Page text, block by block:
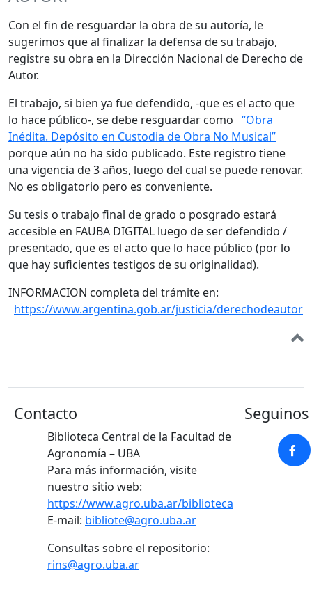
Con el fin de resguardar la obra de su autoría, le
sugerimos que al finalizar la defensa de su trabajo,
registre su obra en la Dirección Nacional de Derecho de
Autor.
El trabajo, si bien ya fue defendido, -que es el acto que
lo hace público-, se debe resguardar como “Obra
Inédita. Depósito en Custodia de Obra No Musical”
porque aún no ha sido publicado. Este registro tiene
una vigencia de 3 años, luego del cual se puede renovar.
No es obligatorio pero es conveniente.
Su tesis o trabajo final de grado o posgrado estará
accesible en FAUBA DIGITAL luego de ser defendido /
presentado, que es el acto que lo hace público (por lo
que hay suficientes testigos de su originalidad).
INFORMACION completa del trámite en:
https://www.argentina.gob.ar/justicia/derechodeautor
Contacto
Biblioteca Central de la Facultad de
Agronomía – UBA
Para más información, visite
nuestro sitio web:
https://www.agro.uba.ar/biblioteca
E-mail: bibliote@agro.uba.ar
Consultas sobre el repositorio:
rins@agro.uba.ar